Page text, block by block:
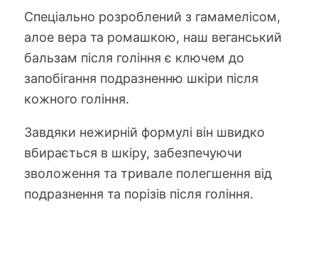
Спеціально розроблений з гамамелісом,
алое вера та ромашкою, наш веганський
бальзам після гоління є ключем до
запобігання подразненню шкіри після
кожного гоління.
Завдяки нежирній формулі він швидко
вбирається в шкіру, забезпечуючи
зволоження та тривале полегшення від
подразнення та порізів після гоління.